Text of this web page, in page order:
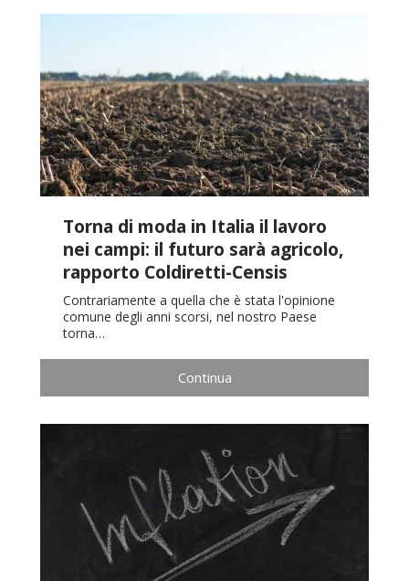
Torna di moda in Italia il lavoro
nei campi: il futuro sarà agricolo,
rapporto Coldiretti-Censis
Contrariamente a quella che è stata l'opinione
comune degli anni scorsi, nel nostro Paese
torna…
Continua